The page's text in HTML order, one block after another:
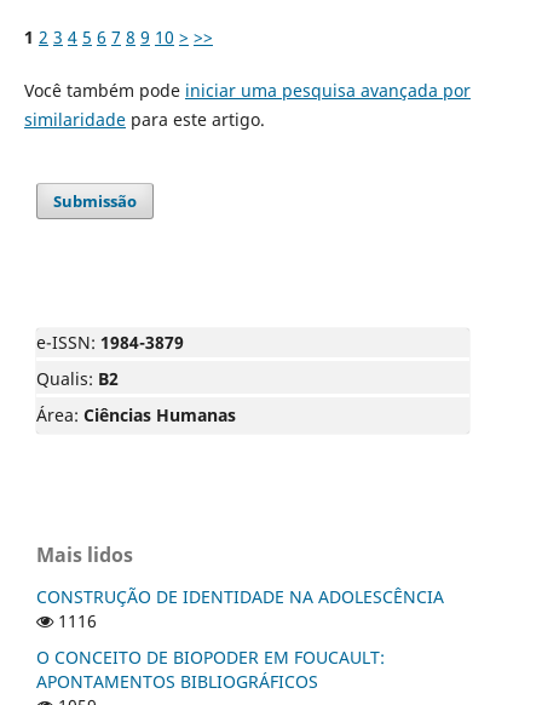
1 2 3 4 5 6 7 8 9 10 > >>
Você também pode iniciar uma pesquisa avançada por
similaridadepara este artigo.
Submissão
e-ISSN: 1984-3879
Qualis: B2
Área: Ciências Humanas
Mais lidos
CONSTRUÇÃO DE IDENTIDADE NA ADOLESCÊNCIA
1116
O CONCEITO DE BIOPODER EM FOUCAULT:
APONTAMENTOS BIBLIOGRÁFICOS